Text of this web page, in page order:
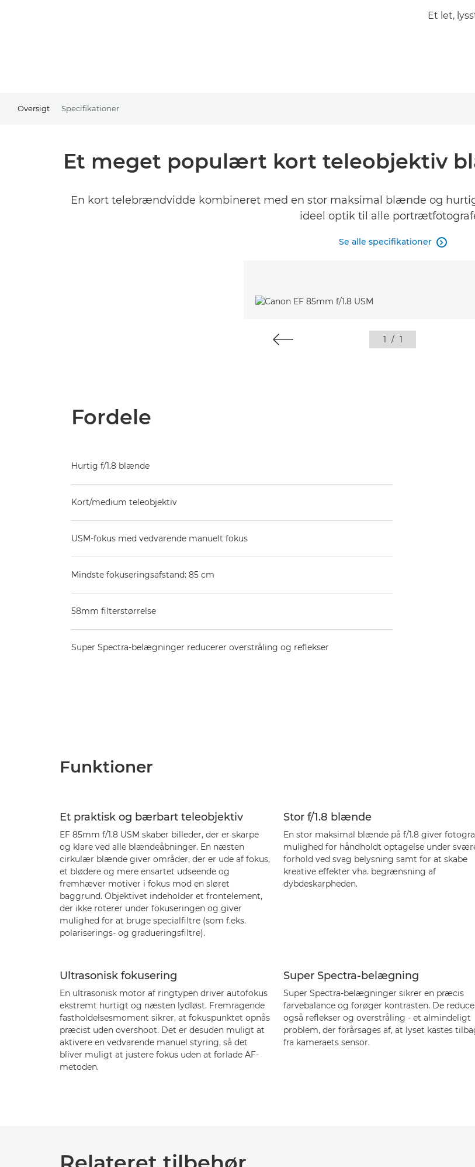
Et let,
Oversigt Specifikationer
Et meget populært kort teleobjektiv
En kort telebrændvidde kombineret med en stor maksimal blænde og
ideel optik til alle
Se alle specifikationer 
1 / 1
Fordele
Hurtig f/1.8 blænde
Kort/medium teleobjektiv
USM-fokus med vedvarende manuelt fokus
Mindste fokuseringsafstand: 85 cm
58mm filterstørrelse
Super Spectra-belægninger reducerer overstråling og reflekser
Funktioner
Et praktisk og bærbart teleobjektiv
EF 85mm f/1.8 USM skaber billeder, der er skarpe
og klare ved alle blændeåbninger. En næsten
cirkulær blænde giver områder, der er ude af fokus,
et blødere og mere ensartet udseende og
fremhæver motiver i fokus mod en sløret
baggrund. Objektivet indeholder et frontelement,
der ikke roterer under fokuseringen og giver
mulighed for at bruge specialfiltre (som f.eks.
polariserings- og gradueringsfiltre).
Stor f/1.8 blænde
En stor maksimal blænde på f/1.8 giver
mulighed for håndholdt optagelse under
forhold ved svag belysning samt for at skabe
kreative effekter vha. begrænsning af
dybdeskarpheden.
Ultrasonisk fokusering
En ultrasonisk motor af ringtypen driver autofokus
ekstremt hurtigt og næsten lydløst. Fremragende
fastholdelsesmoment sikrer, at fokuspunktet opnås
præcist uden overshoot. Det er desuden muligt at
aktivere en vedvarende manuel styring, så det
bliver muligt at justere fokus uden at forlade AF-
metoden.
Super Spectra-belægning
Super Spectra-belægninger sikrer en præcis
farvebalance og forøger kontrasten. De
også reflekser og overstråling - et almindeligt
problem, der forårsages af, at lyset kastes
fra kameraets sensor.